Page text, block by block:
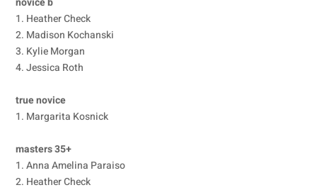
1. Heather Check
2. Madison Kochanski
3. Kylie Morgan
4. Jessica Roth
true novice
1. Margarita Kosnick
masters 35+
1. Anna Amelina Paraiso
2. Heather Check